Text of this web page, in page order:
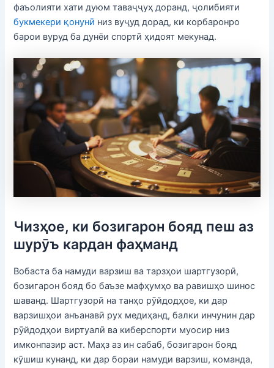
фаъолияти хати дуюм таваҷҷуҳ доранд, ҷолибияти
букмекери қонунӣ низ вуҷуд дорад, ки корбаронро
барои вуруд ба дунёи спортӣ ҳидоят мекунад.
Чизҳое, ки бозигарон бояд пеш аз
шурӯъ кардан фаҳманд
Вобаста ба намуди варзиш ва тарзҳои шартгузорӣ,
бозигарон бояд бо баъзе мафҳумҳо ва равишҳо шинос
шаванд. Шартгузорӣ на танҳо рӯйдодҳое, ки дар
варзишҳои анъанавӣ рух медиҳанд, балки инчунин дар
рӯйдодҳои виртуалӣ ва киберспорти муосир низ
имконпазир аст. Маҳз аз ин сабаб, бозигарон бояд
кӯшиш кунанд, ки дар бораи намуди варзиш, команда,